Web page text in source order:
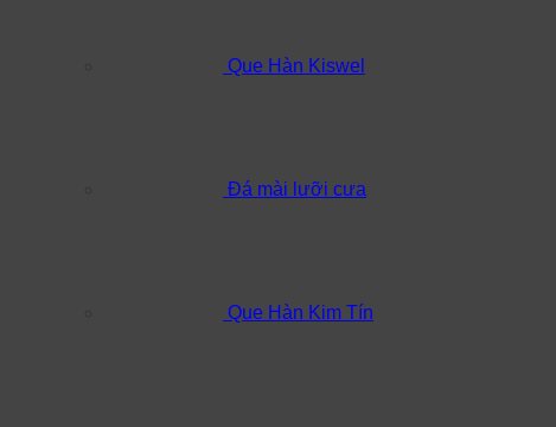
Que Hàn Kiswel
Đá mài lưỡi cưa
Que Hàn Kim Tín